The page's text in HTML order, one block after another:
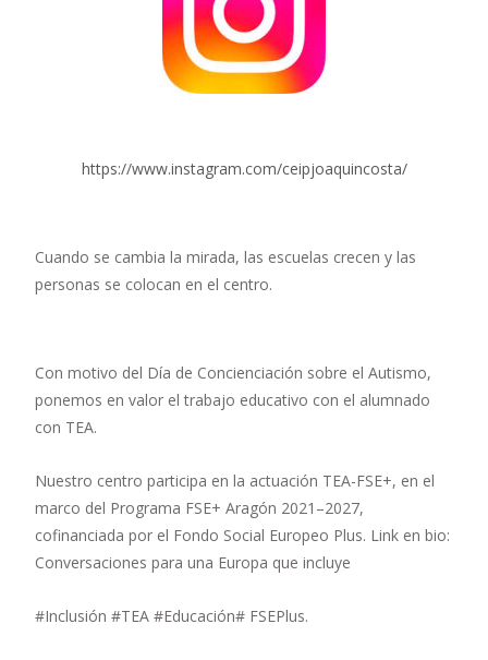
https://www.instagram.com/ceipjoaquincosta/
Cuando se cambia la mirada, las escuelas crecen y las
personas se colocan en el centro.
Con motivo del Día de Concienciación sobre el Autismo,
ponemos en valor el trabajo educativo con el alumnado
con TEA.
Nuestro centro participa en la actuación TEA-FSE+, en el
marco del Programa FSE+ Aragón 2021–2027,
cofinanciada por el Fondo Social Europeo Plus. Link en bio:
Conversaciones para una Europa que incluye
#Inclusión #TEA #Educación# FSEPlus.